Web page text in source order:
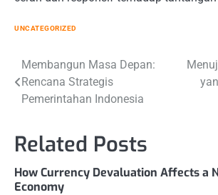
UNCATEGORIZED
Post
navigation
Membangun Masa Depan:
Rencana Strategis
Pemerintahan Indonesia
Related Posts
How Currency Devaluation Affects a
Economy